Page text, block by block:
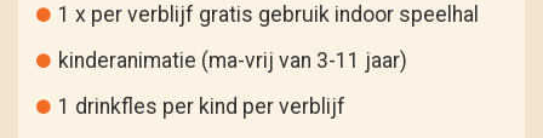
1 x per verblijf gratis gebruik indoor speelhal
kinderanimatie (ma-vrij van 3-11 jaar)
1 drinkfles per kind per verblijf